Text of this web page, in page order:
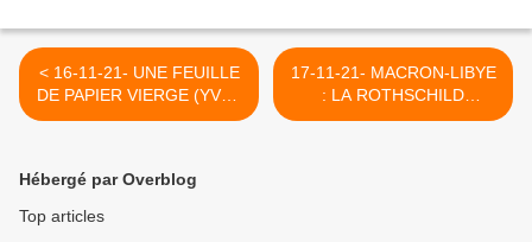
< 16-11-21- UNE FEUILLE
DE PAPIER VIERGE (YVAN
BALCHOY)
17-11-21- MACRON-LIBYE
: LA ROTHSCHILD
CONNECTION - MANILIO
Hébergé par Overblog
Top articles